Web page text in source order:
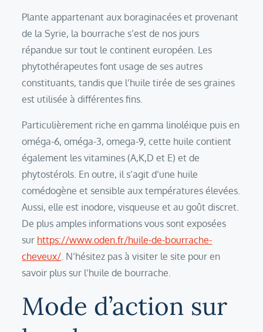
Plante appartenant aux boraginacées et provenant
de la Syrie, la bourrache s’est de nos jours
répandue sur tout le continent européen. Les
phytothérapeutes font usage de ses autres
constituants, tandis que l’huile tirée de ses graines
est utilisée à différentes fins.
Particulièrement riche en gamma linoléique puis en
oméga-6, oméga-3, omega-9, cette huile contient
également les vitamines (A,K,D et E) et de
phytostérols. En outre, il s’agit d’une huile
comédogène et sensible aux températures élevées.
Aussi, elle est inodore, visqueuse et au goût discret.
De plus amples informations vous sont exposées
sur https://www.oden.fr/huile-de-bourrache-
cheveux/. N’hésitez pas à visiter le site pour en
savoir plus sur l’huile de bourrache.
Mode d’action sur